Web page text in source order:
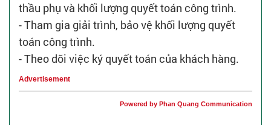
thầu phụ và khối lượng quyết toán công trình.
- Tham gia giải trình, bảo vệ khối lượng quyết
toán công trình.
- Theo dõi việc ký quyết toán của khách hàng.
Advertisement
Powered by Phan Quang Communication